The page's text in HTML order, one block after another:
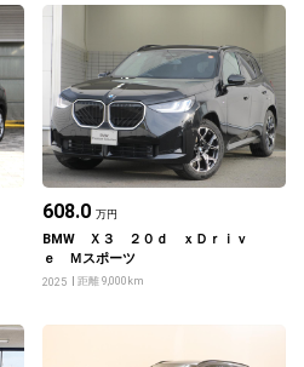
608.0 万円
BMW Ｘ３ ２０ｄ ｘＤｒｉｖ
ｅ Ｍスポーツ
2025 距離 9,000km